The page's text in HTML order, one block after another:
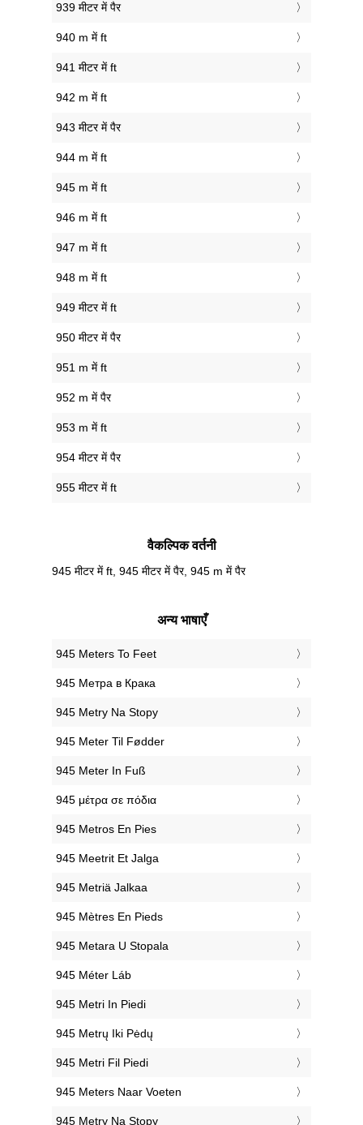
939 मीटर में पैर
940 m में ft
941 मीटर में ft
942 m में ft
943 मीटर में पैर
944 m में ft
945 m में ft
946 m में ft
947 m में ft
948 m में ft
949 मीटर में ft
950 मीटर में पैर
951 m में ft
952 m में पैर
953 m में ft
954 मीटर में पैर
955 मीटर में ft
वैकल्पिक वर्तनी
945 मीटर में ft, 945 मीटर में पैर, 945 m में पैर
अन्य भाषाएँ
‎945 Meters To Feet
‎945 Метра в Крака
‎945 Metry Na Stopy
‎945 Meter Til Fødder
‎945 Meter In Fuß
‎945 μέτρα σε πόδια
‎945 Metros En Pies
‎945 Meetrit Et Jalga
‎945 Metriä Jalkaa
‎945 Mètres En Pieds
‎945 Metara U Stopala
‎945 Méter Láb
‎945 Metri In Piedi
‎945 Metrų Iki Pėdų
‎945 Metri Fil Piedi
‎945 Meters Naar Voeten
‎945 Metry Na Stopy